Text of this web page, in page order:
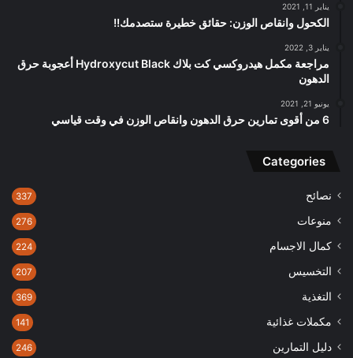
يناير 11, 2021
الكحول وانقاص الوزن: حقائق خطيرة ستصدمك!!
يناير 3, 2022
مراجعة مكمل هيدروكسي كت بلاك Hydroxycut Black أعجوبة حرق
الدهون
يونيو 21, 2021
6 من أقوى تمارين حرق الدهون وانقاص الوزن في وقت قياسي
Categories
نصائح 337
منوعات 276
كمال الاجسام 224
التخسيس 207
التغذية 369
مكملات غذائية 141
دليل التمارين 246